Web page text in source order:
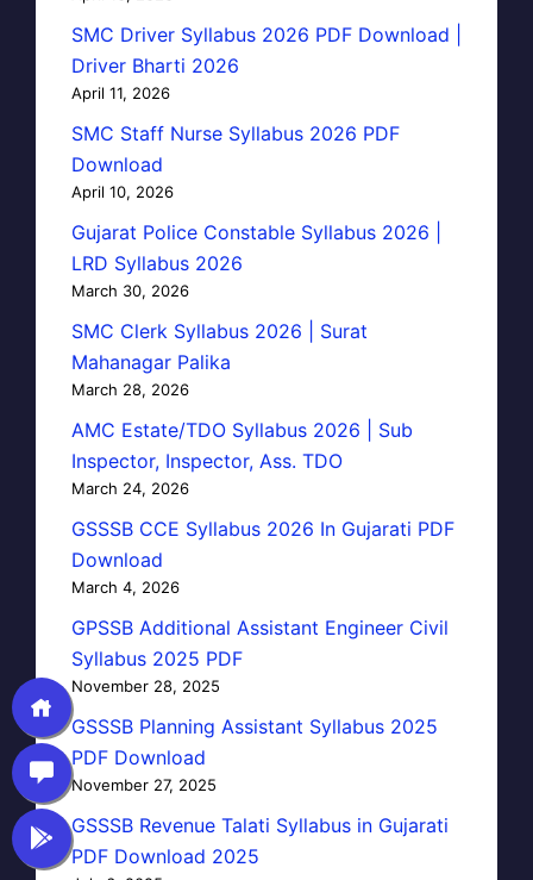
SMC Driver Syllabus 2026 PDF Download |
Driver Bharti 2026
April 11, 2026
SMC Staff Nurse Syllabus 2026 PDF
Download
April 10, 2026
Gujarat Police Constable Syllabus 2026 |
LRD Syllabus 2026
March 30, 2026
SMC Clerk Syllabus 2026 | Surat
Mahanagar Palika
March 28, 2026
AMC Estate/TDO Syllabus 2026 | Sub
Inspector, Inspector, Ass. TDO
March 24, 2026
GSSSB CCE Syllabus 2026 In Gujarati PDF
Download
March 4, 2026
GPSSB Additional Assistant Engineer Civil
Syllabus 2025 PDF
November 28, 2025
GSSSB Planning Assistant Syllabus 2025
PDF Download
November 27, 2025
GSSSB Revenue Talati Syllabus in Gujarati
PDF Download 2025